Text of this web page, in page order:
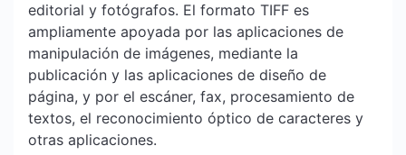
editorial y fotógrafos. El formato TIFF es
ampliamente apoyada por las aplicaciones de
manipulación de imágenes, mediante la
publicación y las aplicaciones de diseño de
página, y por el escáner, fax, procesamiento de
textos, el reconocimiento óptico de caracteres y
otras aplicaciones.